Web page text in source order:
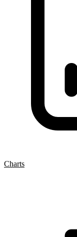
Charts